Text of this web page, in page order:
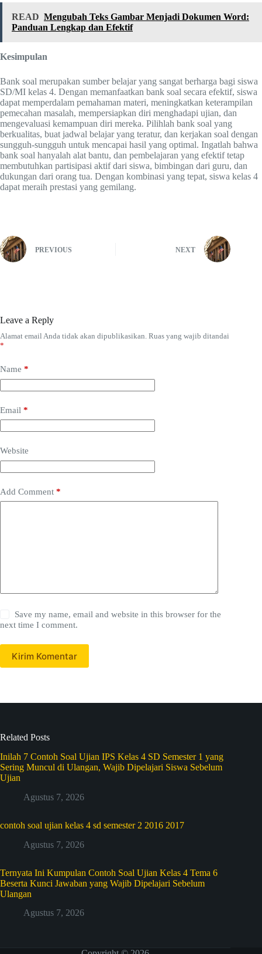
READ Mengubah Teks Gambar Menjadi Dokumen Word:
Panduan Lengkap dan Efektif
Kesimpulan
Bank soal merupakan sumber belajar yang sangat berharga bagi siswa
SD/MI kelas 4. Dengan memanfaatkan bank soal secara efektif, siswa
dapat memperdalam pemahaman materi, meningkatkan keterampilan
pemecahan masalah, mempersiapkan diri menghadapi ujian, dan
mengevaluasi kemampuan diri mereka. Pilihlah bank soal yang
berkualitas, buat jadwal belajar yang teratur, dan kerjakan soal dengan
sungguh-sungguh untuk mencapai hasil yang optimal. Ingatlah bahwa
bank soal hanyalah alat bantu, dan pembelajaran yang efektif tetap
membutuhkan partisipasi aktif dari siswa, bimbingan dari guru, dan
dukungan dari orang tua. Dengan kombinasi yang tepat, siswa kelas 4
dapat meraih prestasi yang gemilang.
PREVIOUS NEXT
Leave a Reply
Alamat email Anda tidak akan dipublikasikan. Ruas yang wajib ditandai
*
Name *
Email *
Website
Add Comment *
Save my name, email and website in this browser for the
next time I comment.
Kirim Komentar
Related Posts
Inilah 7 Contoh Soal Ujian IPS Kelas 4 SD Semester 1 yang
Sering Muncul di Ulangan, Wajib Dipelajari Siswa Sebelum
Ujian
Agustus 7, 2026
contoh soal ujian kelas 4 sd semester 2 2016 2017
Agustus 7, 2026
Ternyata Ini Kumpulan Contoh Soal Ujian Kelas 4 Tema 6
Beserta Kunci Jawaban yang Wajib Dipelajari Sebelum
Ulangan
Agustus 7, 2026